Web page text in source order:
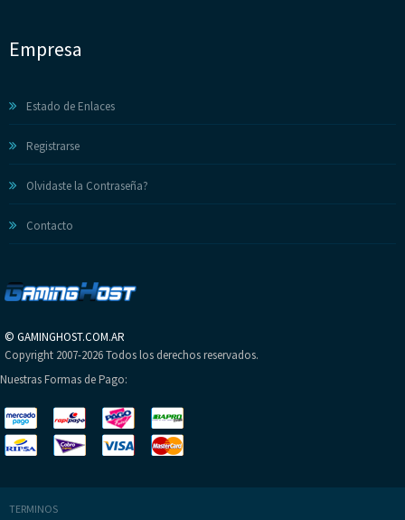
Empresa
Estado de Enlaces
Registrarse
Olvidaste la Contraseña?
Contacto
© GAMINGHOST.COM.AR
Copyright 2007-2026Todos los derechos reservados.
Nuestras Formas de Pago:
TERMINOS